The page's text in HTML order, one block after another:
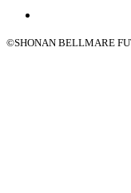
©SHONAN BELLMARE